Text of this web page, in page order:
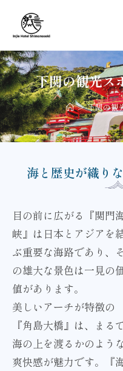
下関の観光ス
> 下関の観
海と歴史が織り
目の前に広がる『関門
峡』は日本とアジアを
ぶ重要な海路であり、そ
の雄大な景色は一見の
値があります。
美しいアーチが特徴の
『角島大橋』は、まる
海の上を渡るかのような
爽快感が魅力です。『